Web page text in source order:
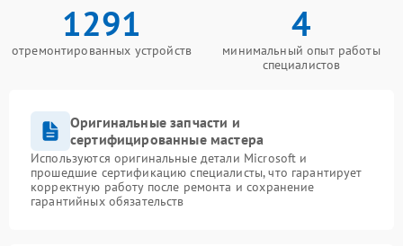
1291
отремонтированных устройств
4
минимальный опыт работы
специалистов
Оригинальные запчасти и
сертифицированные мастера
Используются оригинальные детали Microsoft и
прошедшие сертификацию специалисты, что гарантирует
корректную работу после ремонта и сохранение
гарантийных обязательств